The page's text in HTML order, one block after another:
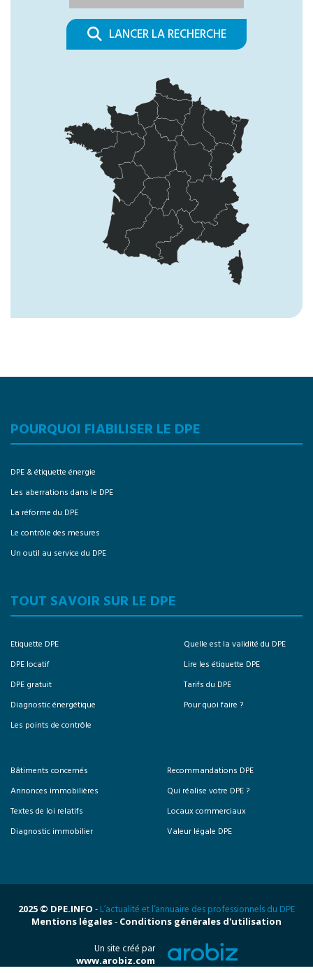
LANCER LA RECHERCHE
POURQUOI FIABILISER LE DPE
DPE & étiquette énergie
Les aberrations dans le DPE
La réforme du DPE
Le contrôle des mesures
Un outil au service du DPE
TOUT SAVOIR SUR LE DPE
Etiquette DPE
DPE locatif
DPE gratuit
Diagnostic énergétique
Les points de contrôle
Quelle est la validité du DPE
Lire les étiquette DPE
Tarifs du DPE
Pour quoi faire ?
Bâtiments concernés
Annonces immobilières
Textes de loi relatifs
Diagnostic immobilier
Recommandations DPE
Qui réalise votre DPE ?
Locaux commerciaux
Valeur légale DPE
2025 © DPE.INFO - L’actualité et l’annuaire des professionnels du DPE
Mentions légales- Conditions générales d'utilisation
Un site créé par
www.arobiz.com